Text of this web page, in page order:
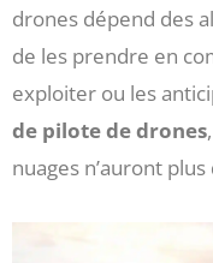
drones dépend des
de les prendre en
exploiter ou les
de pilote de drones
nuages n’auront